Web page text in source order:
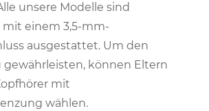
unsere Modelle sind
einem 3,5-mm-
ausgestattet. Um den
gewährleisten, können Eltern
mit
wählen.